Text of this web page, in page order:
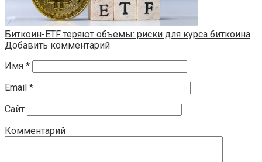
Биткоин-ETF теряют объемы: риски для курса биткоина
Добавить комментарий
Имя *
Email *
Сайт
Комментарий